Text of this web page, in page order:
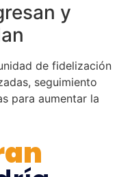
y
de fidelización
seguimiento
para aumentar la